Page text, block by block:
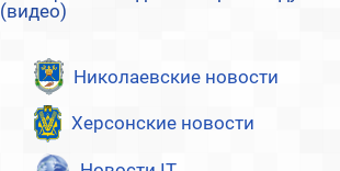
(видео)
Николаевские новости
Херсонские новости